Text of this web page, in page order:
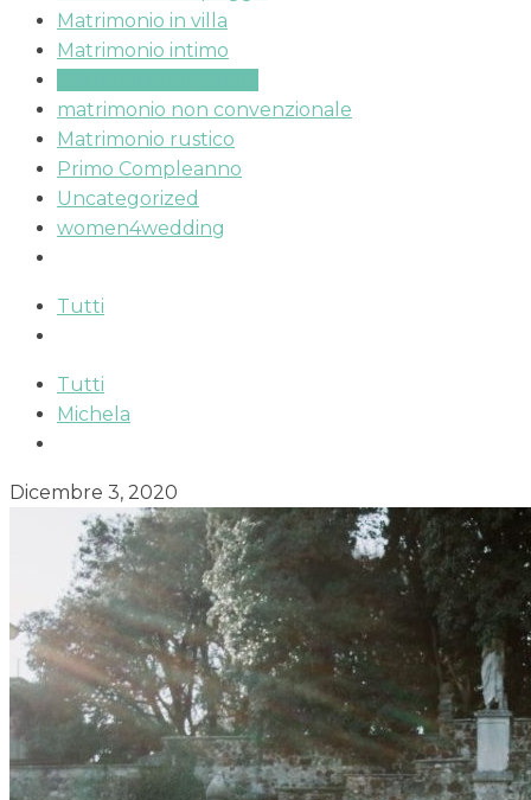
Matrimonio in villa
Matrimonio intimo
matrimonio non convenzionale
Matrimonio rustico
Primo Compleanno
Uncategorized
women4wedding
Tutti
Tutti
Michela
Dicembre 3, 2020